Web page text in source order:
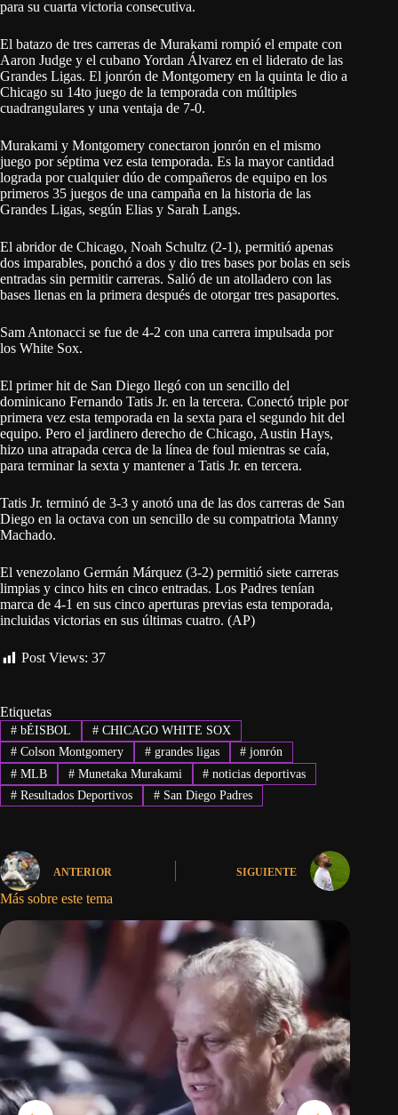
para su cuarta victoria consecutiva.
El batazo de tres carreras de Murakami rompió el empate con
Aaron Judge y el cubano Yordan Álvarez en el liderato de las
Grandes Ligas. El jonrón de Montgomery en la quinta le dio a
Chicago su 14to juego de la temporada con múltiples
cuadrangulares y una ventaja de 7-0.
Murakami y Montgomery conectaron jonrón en el mismo
juego por séptima vez esta temporada. Es la mayor cantidad
lograda por cualquier dúo de compañeros de equipo en los
primeros 35 juegos de una campaña en la historia de las
Grandes Ligas, según Elias y Sarah Langs.
El abridor de Chicago, Noah Schultz (2-1), permitió apenas
dos imparables, ponchó a dos y dio tres bases por bolas en seis
entradas sin permitir carreras. Salió de un atolladero con las
bases llenas en la primera después de otorgar tres pasaportes.
Sam Antonacci se fue de 4-2 con una carrera impulsada por
los White Sox.
El primer hit de San Diego llegó con un sencillo del
dominicano Fernando Tatis Jr. en la tercera. Conectó triple por
primera vez esta temporada en la sexta para el segundo hit del
equipo. Pero el jardinero derecho de Chicago, Austin Hays,
hizo una atrapada cerca de la línea de foul mientras se caía,
para terminar la sexta y mantener a Tatis Jr. en tercera.
Tatis Jr. terminó de 3-3 y anotó una de las dos carreras de San
Diego en la octava con un sencillo de su compatriota Manny
Machado.
El venezolano Germán Márquez (3-2) permitió siete carreras
limpias y cinco hits en cinco entradas. Los Padres tenían
marca de 4-1 en sus cinco aperturas previas esta temporada,
incluidas victorias en sus últimas cuatro. (AP)
Post Views: 37
Etiquetas
#bÉISBOL #CHICAGO WHITE SOX
#Colson Montgomery #grandes ligas # jonrón
#MLB #Munetaka Murakami # noticias deportivas
#Resultados Deportivos #San Diego Padres
ANTERIOR SIGUIENTE
Más sobre este tema